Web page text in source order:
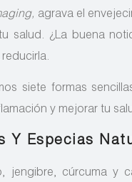
agrava el
salud. ¿La buena
siete formas
y mejorar tu
Y Especias
jengibre, cúrcuma y